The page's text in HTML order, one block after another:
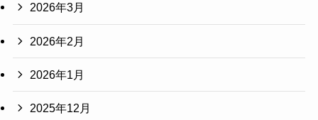
2026年3月
2026年2月
2026年1月
2025年12月